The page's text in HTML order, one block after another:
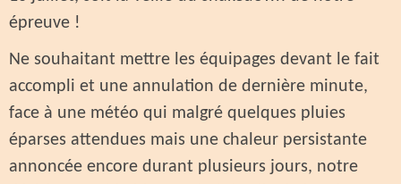
épreuve !
Ne souhaitant mettre les équipages devant le fait
accompli et une annulation de dernière minute,
face à une météo qui malgré quelques pluies
éparses attendues mais une chaleur persistante
annoncée encore durant plusieurs jours, notre